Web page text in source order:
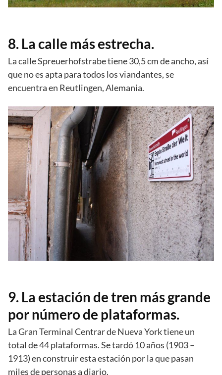
8. La calle más estrecha.
La calle Spreuerhofstrabe tiene 30,5 cm de ancho, así
que no es apta para todos los viandantes, se
encuentra en Reutlingen, Alemania.
9. La estación de tren más grande
por número de plataformas.
La Gran Terminal Centrar de Nueva York tiene un
total de 44 plataformas. Se tardó 10 años (1903 –
1913) en construir esta estación por la que pasan
miles de personas a diario.